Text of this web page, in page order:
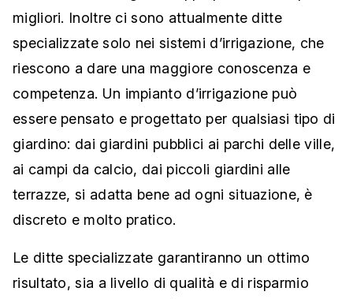
migliori. Inoltre ci sono attualmente ditte
specializzate solo nei sistemi d’irrigazione, che
riescono a dare una maggiore conoscenza e
competenza. Un impianto d’irrigazione può
essere pensato e progettato per qualsiasi tipo di
giardino: dai giardini pubblici ai parchi delle ville,
ai campi da calcio, dai piccoli giardini alle
terrazze, si adatta bene ad ogni situazione, è
discreto e molto pratico.
Le ditte specializzate garantiranno un ottimo
risultato, sia a livello di qualità e di risparmio